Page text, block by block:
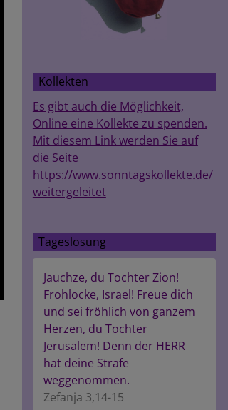
Kollekten
Es gibt auch die Möglichkeit,
Online eine Kollekte zu spenden.
Mit diesem Link werden Sie auf
die Seite
https://www.sonntagskollekte.de/
weitergeleitet
Tageslosung
Jauchze, du Tochter Zion!
Frohlocke, Israel! Freue dich
und sei fröhlich von ganzem
Herzen, du Tochter
Jerusalem! Denn der HERR
hat deine Strafe
weggenommen.
Zefanja 3,14-15